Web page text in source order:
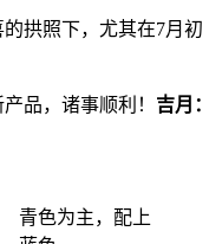
拱照下，尤其在7月初
品，诸事顺利！ 吉月：
青色为主，配上